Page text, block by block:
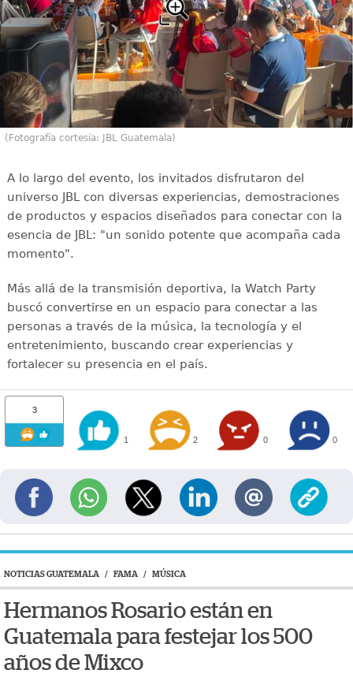
(Fotografía cortesía: JBL Guatemala)
A lo largo del evento, los invitados disfrutaron del
universo JBL con diversas experiencias, demostraciones
de productos y espacios diseñados para conectar con la
esencia de JBL: "un sonido potente que acompaña cada
momento".
Más allá de la transmisión deportiva, la Watch Party
buscó convertirse en un espacio para conectar a las
personas a través de la música, la tecnología y el
entretenimiento, buscando crear experiencias y
fortalecer su presencia en el país.
3
1 2 0 0
NOTICIAS GUATEMALA / FAMA / MÚSICA
Hermanos Rosario están en
Guatemala para festejar los 500
años de Mixco